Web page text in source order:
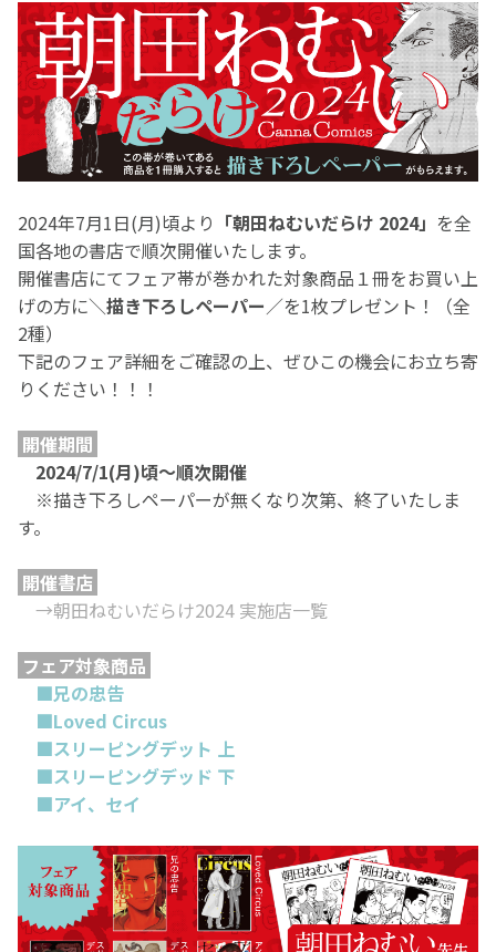
2024年7月1日(月)頃より 「朝田ねむいだらけ 2024」 を全
国各地の書店で順次開催いたします。
開催書店にてフェア帯が巻かれた対象商品１冊をお買い上
げの方に＼描き下ろしペーパー／を1枚プレゼント！（全
2種）
下記のフェア詳細をご確認の上、ぜひこの機会にお立ち寄
りください！！！
開催期間
2024/7/1(月)頃～順次開催
※描き下ろしペーパーが無くなり次第、終了いたしま
す。
開催書店
→朝田ねむいだらけ2024 実施店一覧
フェア対象商品
■兄の忠告
■Loved Circus
■スリーピングデット 上
■スリーピングデッド 下
■アイ、セイ